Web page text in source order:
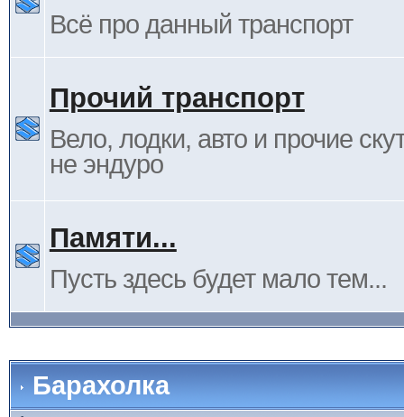
Всё про данный транспорт
Прочий транспорт
Вело, лодки, авто и прочие
не эндуро
Памяти...
Пусть здесь будет мало тем...
Барахолка